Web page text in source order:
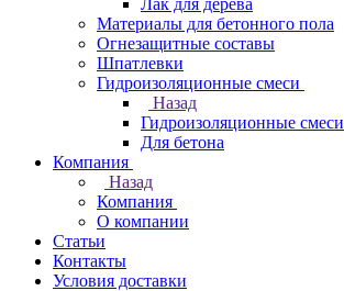
Лак для дерева
Материалы для бетонного пола
Огнезащитные составы
Шпатлевки
Гидроизоляционные смеси
Назад
Гидроизоляционные смеси
Для бетона
Компания
Назад
Компания
О компании
Статьи
Контакты
Условия доставки